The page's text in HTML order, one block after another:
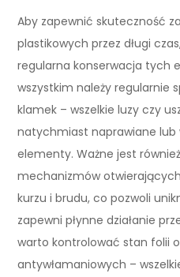
Aby zapewnić skuteczność
plastikowych przez długi
regularna konserwacja tych
wszystkim należy regularnie
klamek – wszelkie luzy czy
natychmiast naprawiane lub
elementy. Ważne jest
mechanizmów
kurzu i brudu, co pozwoli
zapewni płynne działanie
warto kontrolować stan folii
antywłamaniowych –